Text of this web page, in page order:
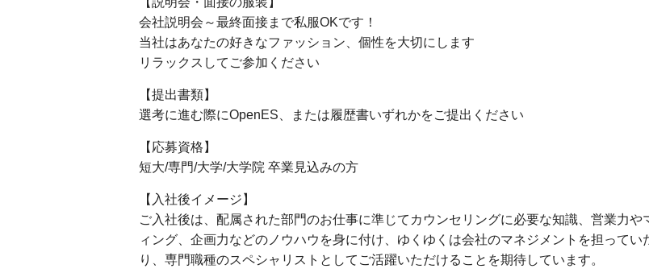
会社説明会～最終面接まで私服OKです！
当社はあなたの好きなファッション、個性を大切にします
リラックスしてご参加ください
【提出書類】
選考に進む際にOpenES、または履歴書いずれかをご提出ください
【応募資格】
短大/専門/大学/大学院 卒業見込みの方
【入社後イメージ】
ご入社後は、配属された部門のお仕事に準じてカウンセリングに必要な知識、営業力や
ィング、企画力などのノウハウを身に付け、ゆくゆくは会社のマネジメントを担ってい
り、専門職種のスペシャリストとしてご活躍いただけることを期待しています。